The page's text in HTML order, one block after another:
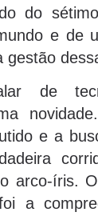
do
e de
gestão
de
e a
arco-íris.
a